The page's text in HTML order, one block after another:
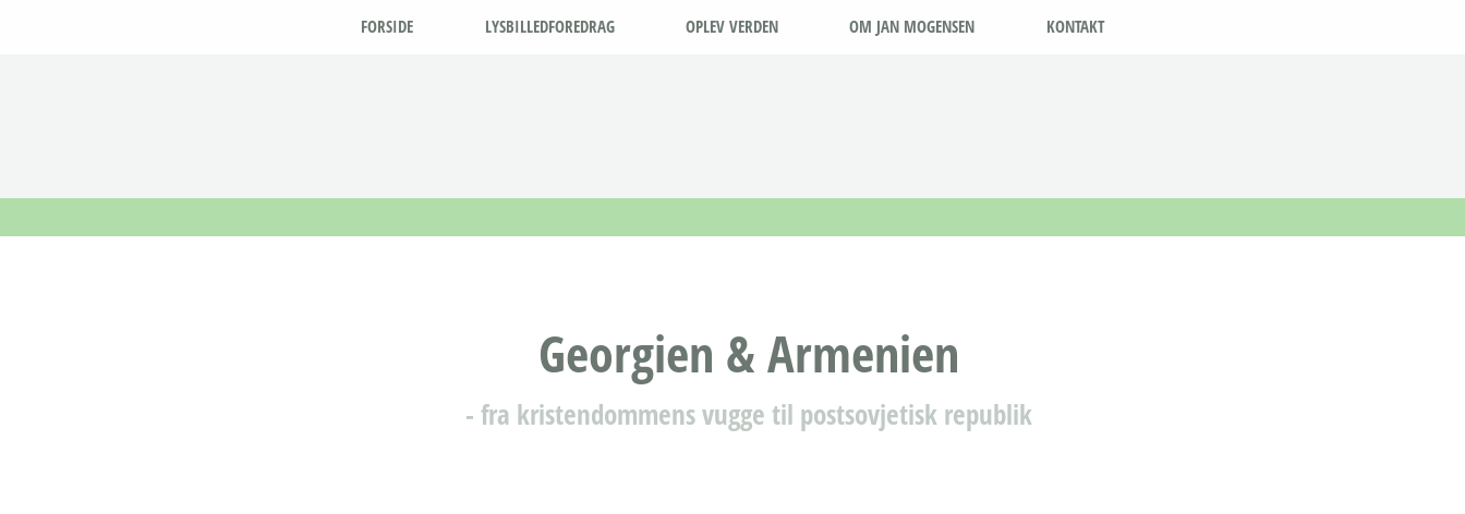
FORSIDE LYSBILLEDFOREDRAG OPLEV VERDEN OM JAN MOGENSEN KONTAKT
Georgien & Armenien
- fra kristendommens vugge til postsovjetisk republik